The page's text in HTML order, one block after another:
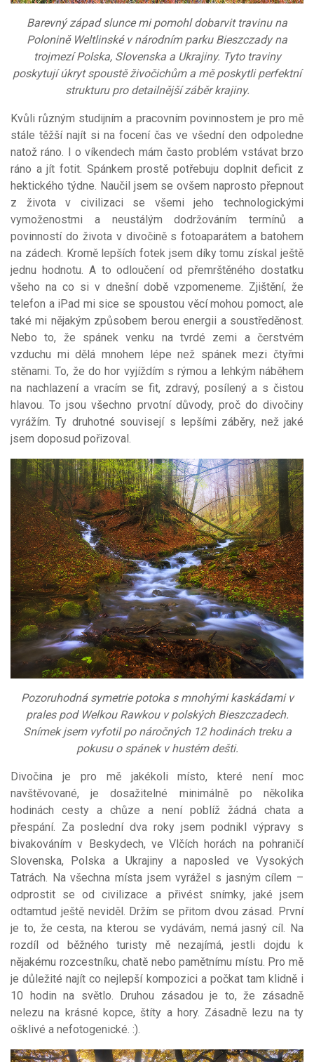
Barevný západ slunce mi pomohl dobarvit travinu na
Polonině Weltlinské v národním parku Bieszczady na
trojmezí Polska, Slovenska a Ukrajiny. Tyto traviny
poskytují úkryt spoustě živočichům a mě poskytli perfektní
strukturu pro detailnější záběr krajiny.
Kvůli různým studijním a pracovním povinnostem je pro mě
stále těžší najít si na focení čas ve všední den odpoledne
natož ráno. I o víkendech mám často problém vstávat brzo
ráno a jít fotit. Spánkem prostě potřebuju doplnit deficit z
hektického týdne. Naučil jsem se ovšem naprosto přepnout
z života v civilizaci se všemi jeho technologickými
vymoženostmi a neustálým dodržováním termínů a
povinností do života v divočině s fotoaparátem a batohem
na zádech. Kromě lepších fotek jsem díky tomu získal ještě
jednu hodnotu. A to odloučení od přemrštěného dostatku
všeho na co si v dnešní době vzpomeneme. Zjištění, že
telefon a iPad mi sice se spoustou věcí mohou pomoct, ale
také mi nějakým způsobem berou energii a soustředěnost.
Nebo to, že spánek venku na tvrdé zemi a čerstvém
vzduchu mi dělá mnohem lépe než spánek mezi čtyřmi
stěnami. To, že do hor vyjíždím s rýmou a lehkým náběhem
na nachlazení a vracím se fit, zdravý, posílený a s čistou
hlavou. To jsou všechno prvotní důvody, proč do divočiny
vyrážím. Ty druhotné souvisejí s lepšími záběry, než jaké
jsem doposud pořizoval.
Pozoruhodná symetrie potoka s mnohými kaskádami v
prales pod Welkou Rawkou v polských Bieszczadech.
Snímek jsem vyfotil po náročných 12 hodinách treku a
pokusu o spánek v hustém dešti.
Divočina je pro mě jakékoli místo, které není moc
navštěvované, je dosažitelné minimálně po několika
hodinách cesty a chůze a není poblíž žádná chata a
přespání. Za poslední dva roky jsem podnikl výpravy s
bivakováním v Beskydech, ve Vlčích horách na pohraničí
Slovenska, Polska a Ukrajiny a naposled ve Vysokých
Tatrách. Na všechna místa jsem vyrážel s jasným cílem –
odprostit se od civilizace a přivést snímky, jaké jsem
odtamtud ještě neviděl. Držím se přitom dvou zásad. První
je to, že cesta, na kterou se vydávám, nemá jasný cíl. Na
rozdíl od běžného turisty mě nezajímá, jestli dojdu k
nějakému rozcestníku, chatě nebo pamětnímu místu. Pro mě
je důležité najít co nejlepší kompozici a počkat tam klidně i
10 hodin na světlo. Druhou zásadou je to, že zásadně
nelezu na krásné kopce, štíty a hory. Zásadně lezu na ty
ošklivé a nefotogenické. :).